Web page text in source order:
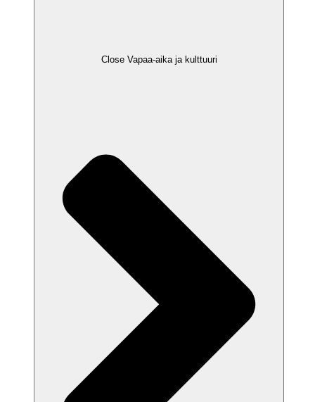
Close Vapaa-aika ja kulttuuri